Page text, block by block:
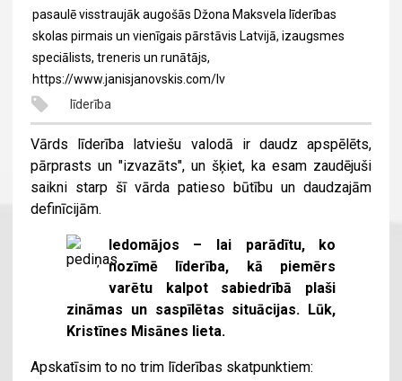
pasaulē visstraujāk augošās Džona Maksvela līderības
skolas pirmais un vienīgais pārstāvis Latvijā, izaugsmes
speciālists, treneris un runātājs,
https://www.janisjanovskis.com/lv
līderība
Vārds līderība latviešu valodā ir daudz apspēlēts,
pārprasts un "izvazāts", un šķiet, ka esam zaudējuši
saikni starp šī vārda patieso būtību un daudzajām
definīcijām.
Iedomājos – lai parādītu, ko
nozīmē līderība, kā piemērs
varētu kalpot sabiedrībā plaši
zināmas un saspīlētas situācijas. Lūk,
Kristīnes Misānes lieta.
Apskatīsim to no trim līderības skatpunktiem: